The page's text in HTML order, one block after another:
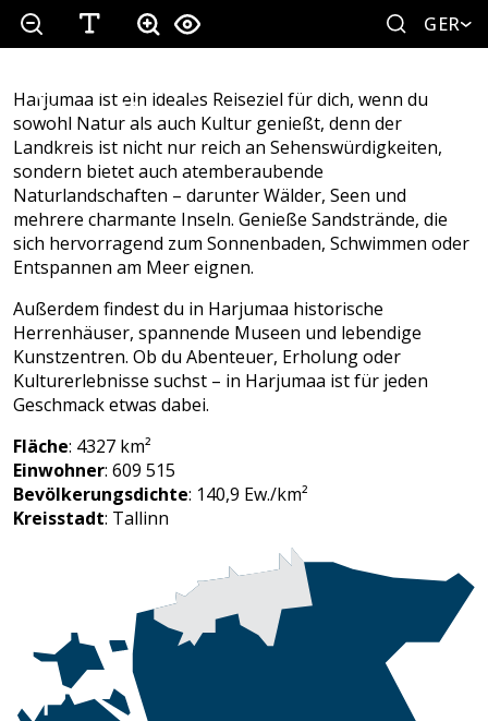
GER
Harjumaa ist ein ideales Reiseziel für dich, wenn du
sowohl Natur als auch Kultur genießt, denn der
Landkreis ist nicht nur reich an Sehenswürdigkeiten,
sondern bietet auch atemberaubende
Naturlandschaften – darunter Wälder, Seen und
mehrere charmante Inseln. Genieße Sandstrände, die
sich hervorragend zum Sonnenbaden, Schwimmen oder
Entspannen am Meer eignen.
Außerdem findest du in Harjumaa historische
Herrenhäuser, spannende Museen und lebendige
Kunstzentren. Ob du Abenteuer, Erholung oder
Kulturerlebnisse suchst – in Harjumaa ist für jeden
Geschmack etwas dabei.
Fläche: 4327 km²
Einwohner: 609 515
Bevölkerungsdichte: 140,9 Ew./km²
Kreisstadt: Tallinn